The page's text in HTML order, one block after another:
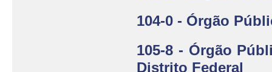
104-0 - Órgão
105-8 - Órgão
Distrito Federal